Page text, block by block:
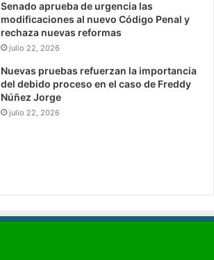
Senado aprueba de urgencia las
modificaciones al nuevo Código Penal y
rechaza nuevas reformas
julio 22, 2026
Nuevas pruebas refuerzan la importancia
del debido proceso en el caso de Freddy
Núñez Jorge
julio 22, 2026